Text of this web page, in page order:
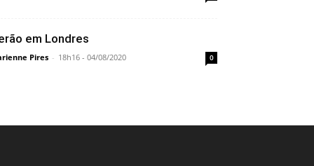
em Londres
Pires - 18h16 - 04/08/2020 0